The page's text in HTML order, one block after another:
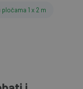
1 x 2 m